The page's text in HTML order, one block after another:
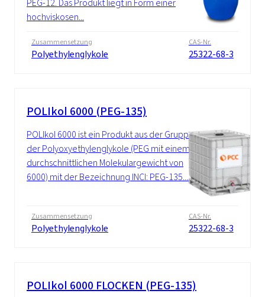
PEG-12. Das Produkt liegt in Form einer
hochviskosen...
Zusammensetzung
Polyethylenglykole
CAS-Nr.
25322-68-3
POLIkol 6000 (PEG-135)
POLIkol 6000 ist ein Produkt aus der Gruppe
der Polyoxyethylenglykole (PEG mit einem
durchschnittlichen Molekulargewicht von
6000) mit der Bezeichnung INCI: PEG-135....
Zusammensetzung
Polyethylenglykole
CAS-Nr.
25322-68-3
POLIkol 6000 FLOCKEN (PEG-135)